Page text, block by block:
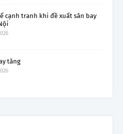
cạnh tranh khi đề xuất sân bay
tăng